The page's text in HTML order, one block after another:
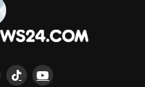
prima della
Anche prima